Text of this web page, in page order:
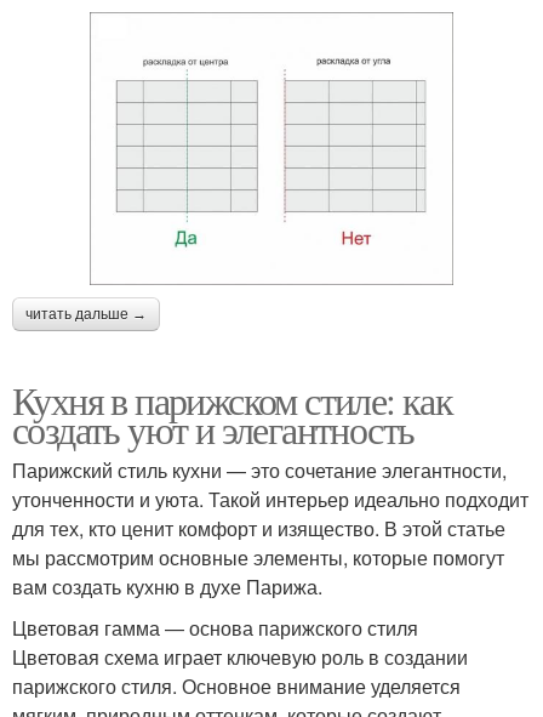
читать дальше →
Кухня в парижском стиле: как
создать уют и элегантность
Парижский стиль кухни — это сочетание элегантности,
утонченности и уюта. Такой интерьер идеально подходит
для тех, кто ценит комфорт и изящество. В этой статье
мы рассмотрим основные элементы, которые помогут
вам создать кухню в духе Парижа.
Цветовая гамма — основа парижского стиля
Цветовая схема играет ключевую роль в создании
парижского стиля. Основное внимание уделяется